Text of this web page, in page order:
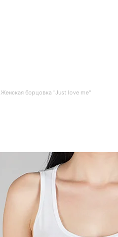
Женская борцовка "Just love me"